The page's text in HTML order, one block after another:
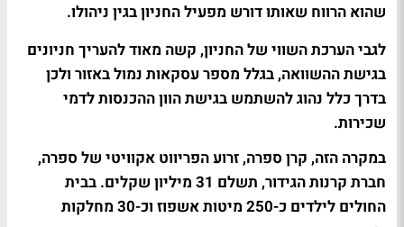
שהוא הרווח שאותו דורש מפעיל החניון בגין ניהולו.
לגבי הערכת השווי של החניון, קשה מאוד להעריך חניונים
בגישת ההשוואה, בגלל מספר עסקאות נמול באזור ולכן
בדרך כלל נהוג להשתמש בגישת הוון ההכנסות לדמי
שכירות.
במקרה הזה, קרן ספרה, זרוע הפריווט אקוויטי של ספרה,
חברת קרנות הגידור, תשלם 31 מיליון שקלים. בבית
החולים לילדים כ-250 מיטות אשפוז וכ-30 מחלקות